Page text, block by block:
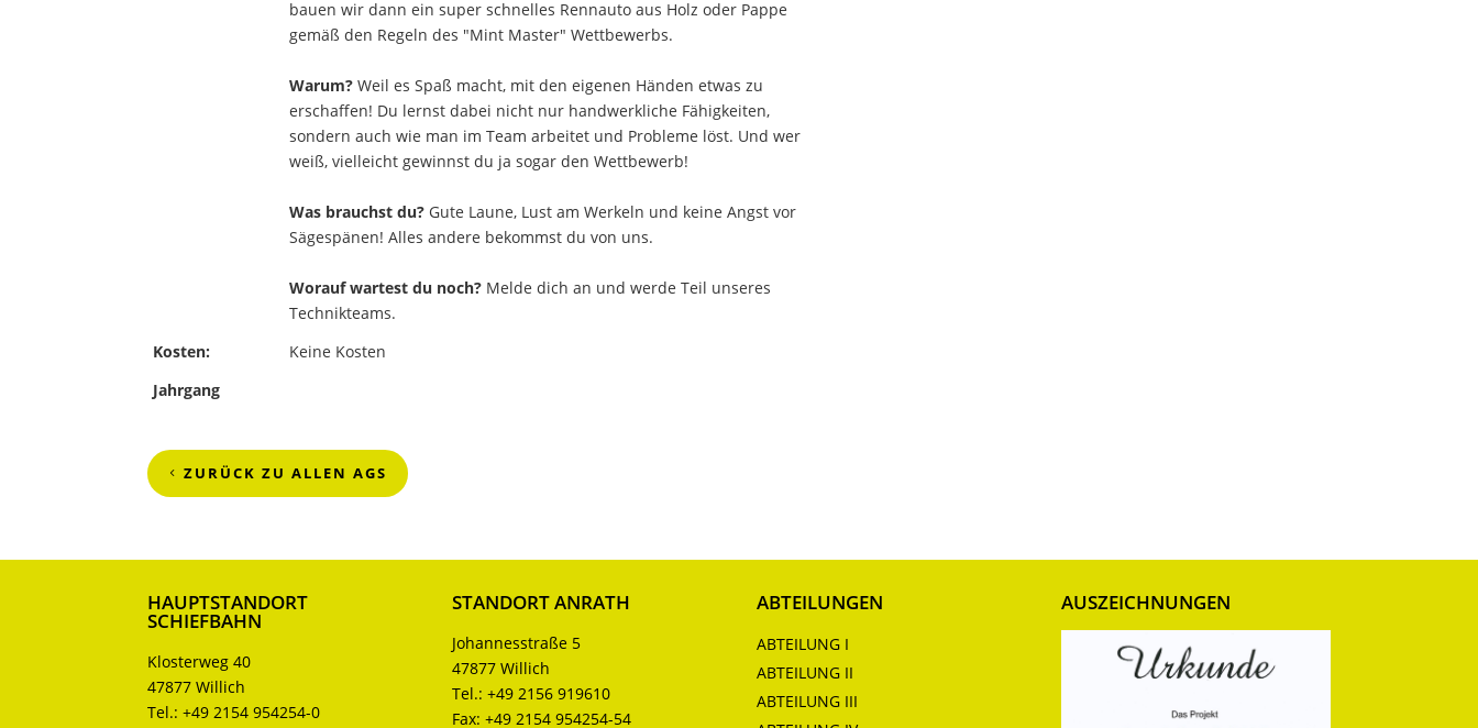
bauen wir dann ein super schnelles Rennauto aus Holz oder Pappe
gemäß den Regeln des "Mint Master" Wettbewerbs.
Warum? Weil es Spaß macht, mit den eigenen Händen etwas zu
erschaffen! Du lernst dabei nicht nur handwerkliche Fähigkeiten,
sondern auch wie man im Team arbeitet und Probleme löst. Und wer
weiß, vielleicht gewinnst du ja sogar den Wettbewerb!
Was brauchst du? Gute Laune, Lust am Werkeln und keine Angst vor
Sägespänen! Alles andere bekommst du von uns.
Worauf wartest du noch? Melde dich an und werde Teil unseres
Technikteams.
Kosten:
Keine Kosten
Jahrgang
ZURÜCK ZU ALLEN AGS
HAUPTSTANDORT
SCHIEFBAHN
Klosterweg 40
47877 Willich
Tel.:+49 2154 954254-0
STANDORT ANRATH
Johannesstraße 5
47877 Willich
Tel.:+49 2156 919610
Fax:+49 2154 954254-54
ABTEILUNGEN
ABTEILUNG I
ABTEILUNG II
ABTEILUNG III
AUSZEICHNUNGEN